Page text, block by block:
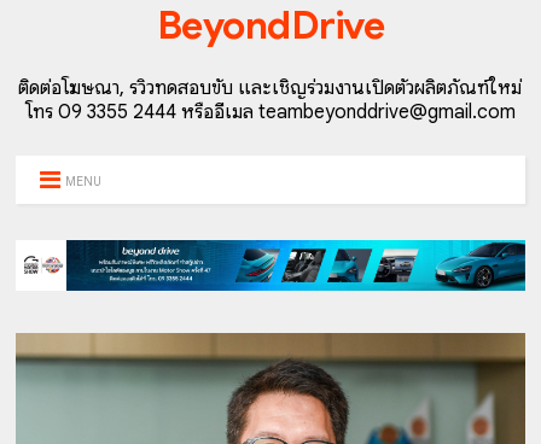
BeyondDrive
ติดต่อโฆษณา, รีวิวทดสอบขับ และเชิญร่วมงานเปิดตัวผลิตภัณฑ์ใหม่
โทร 09 3355 2444 หรืออีเมล teambeyonddrive@gmail.com
MENU